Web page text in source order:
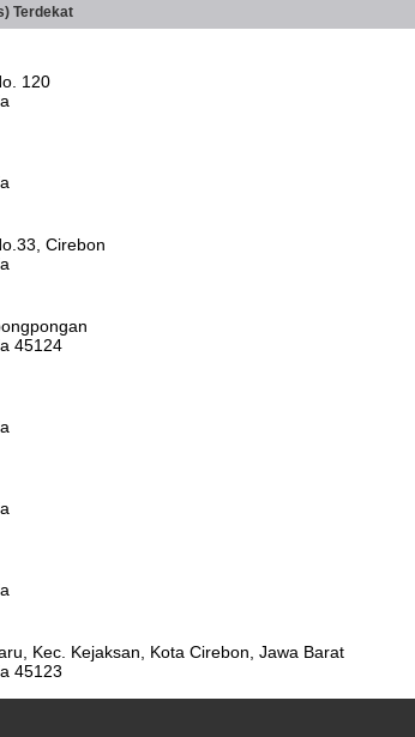
Terdekat
120
Cirebon
45124
Kec. Kejaksan, Kota Cirebon, Jawa Barat
45123